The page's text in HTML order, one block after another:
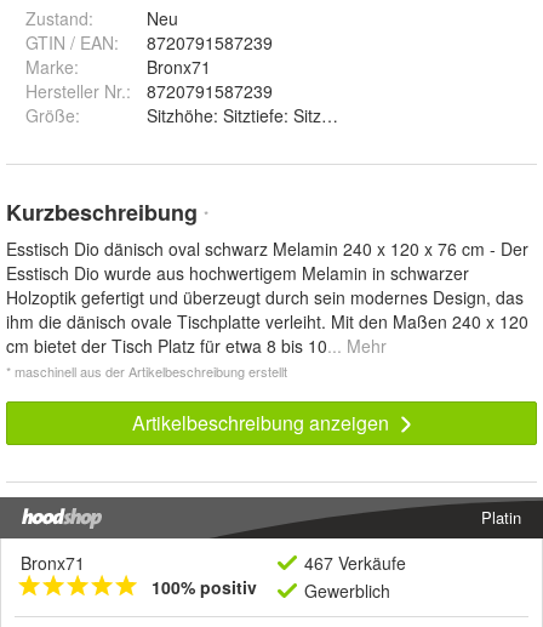
Zustand:
Neu
GTIN / EAN:
8720791587239
Marke:
Bronx71
Hersteller Nr.:
8720791587239
Größe:
Kurzbeschreibung *
Esstisch Dio dänisch oval schwarz Melamin 240 x 120 x 76 cm - Der
Esstisch Dio wurde aus hochwertigem Melamin in schwarzer
Holzoptik gefertigt und überzeugt durch sein modernes Design, das
ihm die dänisch ovale Tischplatte verleiht. Mit den Maßen 240 x 120
cm bietet der Tisch Platz für etwa 8 bis 10... Mehr
* maschinell aus der Artikelbeschreibung erstellt
Artikelbeschreibung anzeigen
Platin
Bronx71
100% positiv
467 Verkäufe
Gewerblich